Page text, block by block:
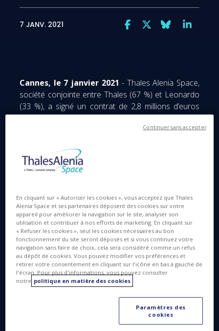
7 JANV. 2021
Cannes, le 7 janvier 2021 - Thales Alenia Space,
société conjointe entre Thales (67 %) et Leonardo
(33 %), a signé un contrat de 2,8 millions d’euros
avec l’Agence Spatiale Européenne (ESA), portant
sur l’étude, la conception, la fabrication et le test du
destiné au futur télescope spatial ATHENA.
ATHENA (Advanced Telescope for High ENergy
(Large) du programme scientifique Cosmic Vision de
l’ESA, qui étudiera les processus chauds et
énergétiques de l’univers, en cartographiant les
structures de gaz chaud et en déterminant leurs
propriétés physiques, ainsi qu’en recherchant les
trous noirs supermassifs. Cette mission vise à
mieux comprendre comment la matière ordinaire
s’assemble pour former les structures que nous
voyons aujourd’hui à grande échelle et comment les
Pour traiter le premier objectif, il sera nécessaire,
En cliquant sur « Autoriser les cookies », vous acceptez que Thales
Alenia Space et ses partenaires déposent des cookies sur votre
appareil pour améliorer la navigation sur le site, analyser son
utilisation et contribuer à nos efforts de marketing. En cliquant sur
« Refuser les cookies », seul les cookies nécessaires au bon
fonctionnement du site seront déposés et si vous continuez votre
navigation sans faire de choix, cela sera considéré comme un refus
au dépôt de cookies. Vous pouvez modifier vos préférences et
retirer votre consentement en cliquant sur l'icône en bas à gauche de
l'écran. Pour plus d'informations, vous pouvez consulter
notre politique en matière des cookies
Paramètres des
cookies
Continuer sans accepter